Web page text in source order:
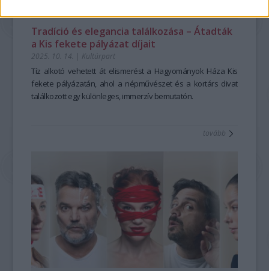
Tradíció és elegancia találkozása – Átadták
a Kis fekete pályázat díjait
2025. 10. 14. | Kultúrpart
Tíz alkotó vehetett át elismerést a Hagyományok Háza Kis
fekete pályázatán, ahol a népművészet és a kortárs divat
találkozott egy különleges, immerzív bemutatón.
tovább